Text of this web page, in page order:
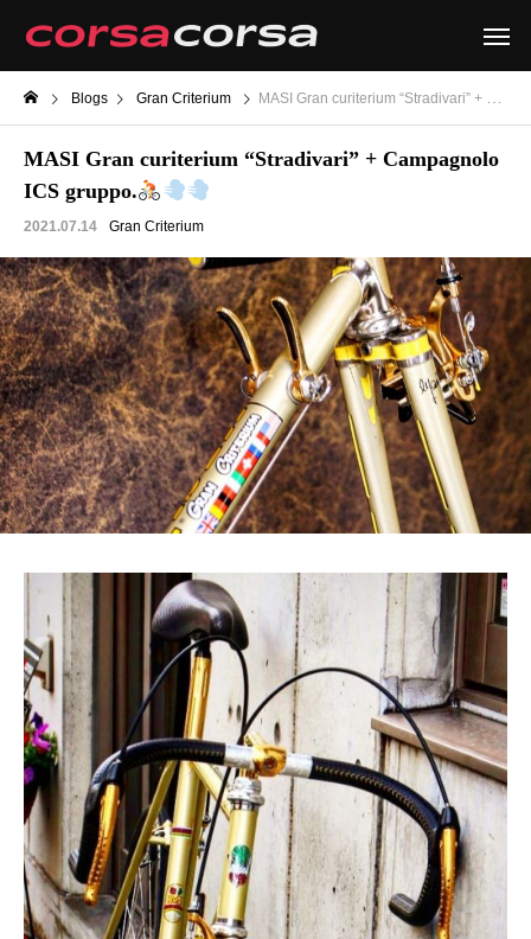
Blogs Gran Criterium MASI Gran curiterium “Stradivari” + Campagnolo ICS gruppo.
MASI Gran curiterium “Stradivari” + Campagnolo
ICS gruppo.
2021.07.14 Gran Criterium